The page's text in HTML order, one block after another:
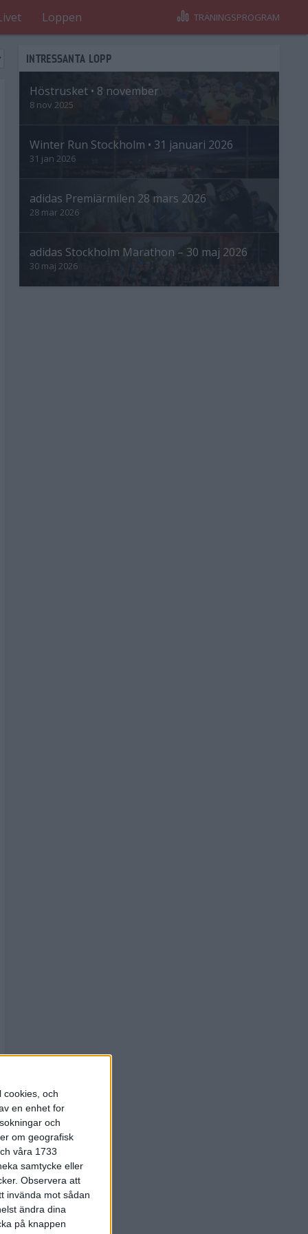
cookies, och
en enhet for
och
om geografisk
våra 1733
samtycke eller
Observera att
invända mot sådan
ändra dina
på knappen
Loppen TRÄNINGSPROGRAM
INTRESSANTA LOPP
Höstrusket • 8 november
8 nov 2025
Winter Run Stockholm • 31 januari 2026
31 jan 2026
adidas Premiärmilen 28 mars 2026
28 mar 2026
adidas Stockholm Marathon – 30 maj 2026
30 maj 2026